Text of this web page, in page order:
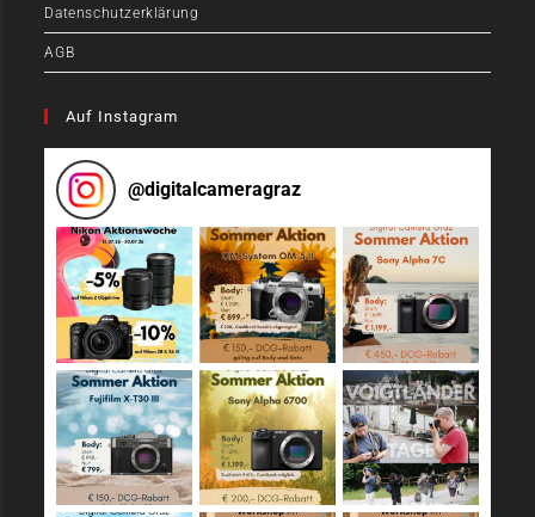
Datenschutzerklärung
AGB
Auf Instagram
@digitalcameragraz